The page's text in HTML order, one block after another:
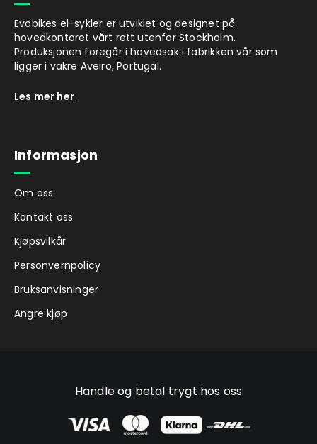
Evobikes el-sykler er utviklet og designet på
hovedkontoret vårt rett utenfor Stockholm.
Produksjonen foregår i hovedsak i fabrikken vår som
ligger i vakre Aveiro, Portugal.
Les mer her
Informasjon
Om oss
Kontakt oss
Kjøpsvilkår
Personvernpolicy
Bruksanvisninger
Angre kjøp
Handle og betal trygt hos oss